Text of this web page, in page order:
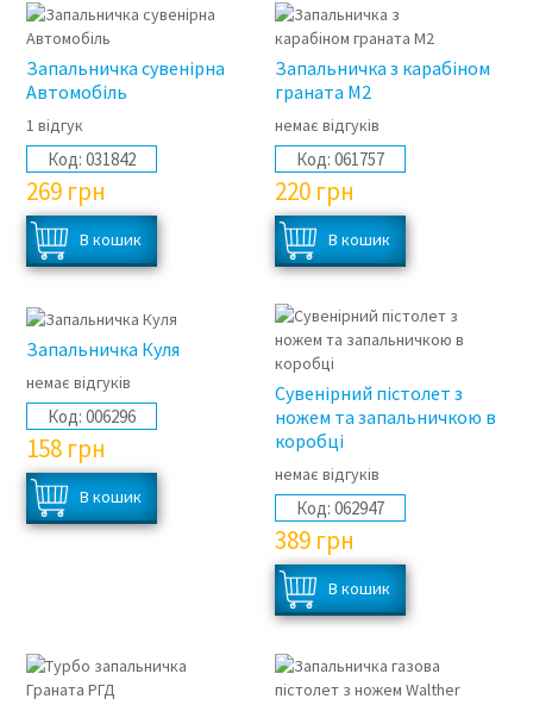
Запальничка сувенірна
Автомобіль
1 відгук
Код: 031842
269 грн
Запальничка з карабіном
граната М2
немає відгуків
Код: 061757
220 грн
Запальничка Куля
немає відгуків
Код: 006296
158 грн
Сувенірний пістолет з
ножем та запальничкою в
коробці
немає відгуків
Код: 062947
389 грн